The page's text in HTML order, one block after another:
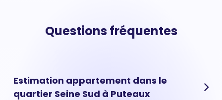
Questions fréquentes
Estimation appartement dans le
quartier Seine Sud à Puteaux